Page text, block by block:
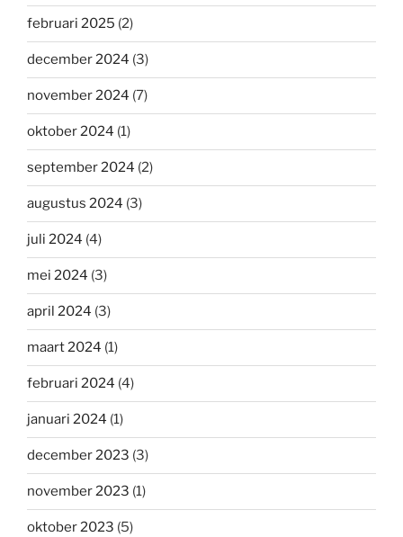
februari 2025 (2)
december 2024 (3)
november 2024 (7)
oktober 2024 (1)
september 2024 (2)
augustus 2024 (3)
juli 2024 (4)
mei 2024 (3)
april 2024 (3)
maart 2024 (1)
februari 2024 (4)
januari 2024 (1)
december 2023 (3)
november 2023 (1)
oktober 2023 (5)